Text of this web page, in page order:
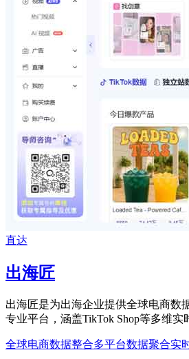
直达
出海匠
出海匠是为出海企业提供全球电商数
专业平台，涵盖TikTok Shop等多维实
全球电商数据整合多平台数据聚合实